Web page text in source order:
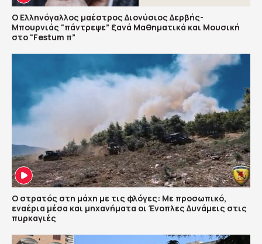
Ο Ελληνόγαλλος μαέστρος Διονύσιος Δερβής-
Μπουρνιάς “πάντρεψε” ξανά Μαθηματικά και Μουσική
στο “Festum π”
Ο στρατός στη μάχη με τις φλόγες: Με προσωπικό,
εναέρια μέσα και μηχανήματα οι Ένοπλες Δυνάμεις στις
πυρκαγιές